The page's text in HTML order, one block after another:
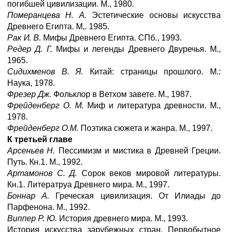
погибшей цивилизации. М., 1980.
Померанцева Н. А. Эстетические основы искусства
Древнего Египта. М,. 1985.
Рак И. В. Мифы Древнего Египта. СПб., 1993.
Редер Д. Г. Мифы и легенды Древнего Двуречья. М.,
1965.
Сидихменов В. Я.
Китай: страницы прошлого. М.:
Наука, 1978.
Фрезер Дж. Фольклор в Ветхом завете. М., 1987.
Фрейденберг О. М. Миф и литература древности. М.,
1978.
Фрейденберг О.М. Поэтика сюжета и жанра. М., 1997.
К третьей главе
Арсеньев Н. Пессимизм и мистика в Древней Греции.
Путь. Кн.1. М., 1992.
Артамонов С. Д. Сорок веков мировой литературы.
Кн.1. Литератруа Древнего мира. М., 1997.
Боннар А. Греческая цивилизация. От Илиады до
Парфенона. М., 1992.
Виппер Р. Ю. История древнего мира. М., 1993.
История искусства зарубежных стран. Первобытное